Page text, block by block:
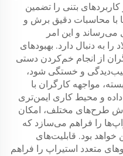
بتنی را تضمین
با محاسبات دقیق برش و
و این امر
به دنبال دارد. بهبودهای
از انجام خم‌کردن دستی
و خستگی شود،
مواجهه کارگران با
و محیط کاری ایمن‌تری
طرح‌های مختلف، امکان
را فراهم می‌سازد که
خواهد بود. قابلیت‌های
متعدد استیراپ را فراهم